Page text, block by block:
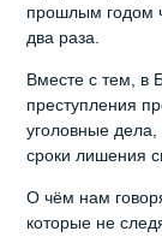
прошлым годом
два раза.
Вместе с тем, в
преступления
уголовные
сроки лишения
О чём нам
которые не